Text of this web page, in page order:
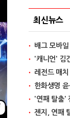
최신뉴스
배그 모바
'연패 탈출'
젠지, 연패